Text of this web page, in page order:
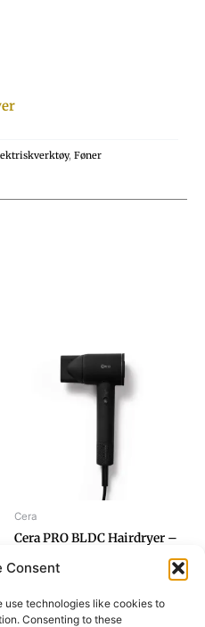
Consent
use technologies like cookies to
Consenting to these
Cera
Cera PRO BLDC Hairdryer –
, Føner